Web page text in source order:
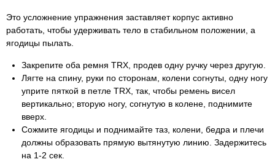
Это усложнение упражнения заставляет корпус активно
работать, чтобы удерживать тело в стабильном положении, а
ягодицы пылать.
Закрепите оба ремня TRX, продев одну ручку через другую.
Лягте на спину, руки по сторонам, колени согнуты, одну ногу
уприте пяткой в петле TRX, так, чтобы ремень висел
вертикально; вторую ногу, согнутую в колене, поднимите
вверх.
Сожмите ягодицы и поднимайте таз, колени, бедра и плечи
должны образовать прямую вытянутую линию. Задержитесь
на 1-2 сек.